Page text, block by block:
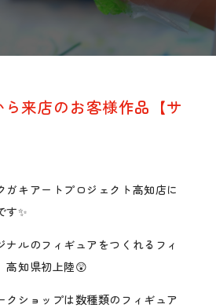
来店のお客様作品【サ
ガキアートプロジェクト高知店に
す✨
ナルのフィギュアをつくれるフィ
高知県初上陸😲
クショップは数種類のフィギュア